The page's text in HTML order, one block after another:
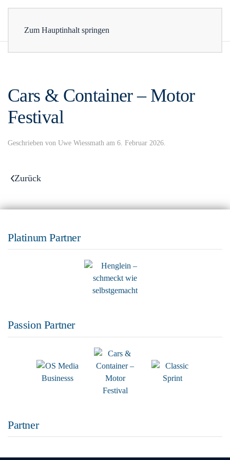
Zum Hauptinhalt springen
Cars & Container – Motor
Festival
Geschrieben von Uwe Wiessmath am 6. Februar 2026.
Zurück
Platinum Partner
Passion Partner
Partner